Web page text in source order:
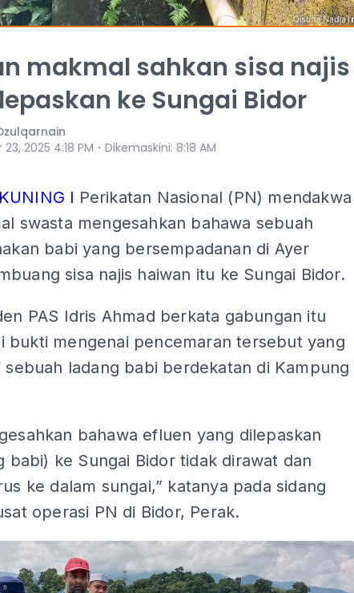
makmal sahkan sisa najis
ke Sungai Bidor
23, 2025 4:18 PM ⋅ Dikemaskini: 8:18 AM
l Perikatan Nasional (PN) mendakwa
swasta mengesahkan bahawa sebuah
babi yang bersempadanan di Ayer
sisa najis haiwan itu ke Sungai Bidor.
PAS Idris Ahmad berkata gabungan itu
bukti mengenai pencemaran tersebut yang
sebuah ladang babi berdekatan di Kampung
bahawa efluen yang dilepaskan
babi) ke Sungai Bidor tidak dirawat dan
ke dalam sungai,” katanya pada sidang
operasi PN di Bidor, Perak.